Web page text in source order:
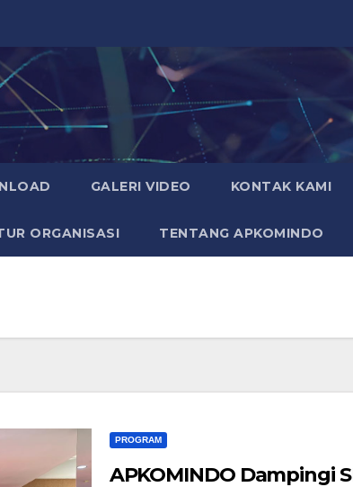
GALERI VIDEO KONTAK KAMI
ORGANISASI TENTANG APKOMINDO
PROGRAM
APKOMINDO Dampingi